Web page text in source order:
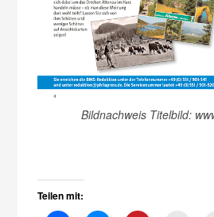
Bildnachweis Titelbild:
Teilen mit: